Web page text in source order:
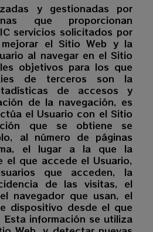
y gestionadas por
que proporcionan
servicios solicitados por
el Sitio Web y la
al navegar en el Sitio
objetivos para los que
de terceros son la
de accesos y
de la navegación, es
el Usuario con el Sitio
que se obtiene se
al número de páginas
el lugar a la que la
el que accede el Usuario,
que acceden, la
de las visitas, el
navegador que usan, el
dispositivo desde el que
información se utiliza